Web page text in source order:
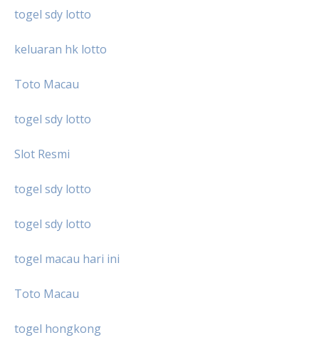
togel sdy lotto
keluaran hk lotto
Toto Macau
togel sdy lotto
Slot Resmi
togel sdy lotto
togel sdy lotto
togel macau hari ini
Toto Macau
togel hongkong